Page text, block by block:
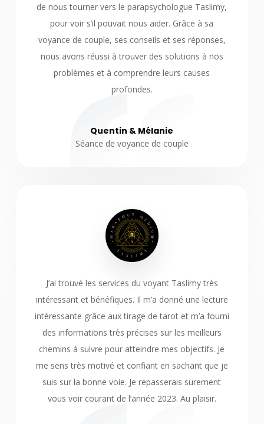
de nous tourner vers le parapsychologue Taslimy,
pour voir s’il pouvait nous aider. Grâce à sa
voyance de couple, ses conseils et ses réponses,
nous avons réussi à trouver des solutions à nos
problèmes et à comprendre leurs causes
profondes.
Quentin & Mélanie
Séance de voyance de couple
J’ai trouvé les services du voyant Taslimy très
intéressant et bénéfiques. Il m’a donné une lecture
intéressante grâce aux tirage de tarot et m’a fourni
des informations très précises sur les meilleurs
chemins à suivre pour atteindre mes objectifs. Je
me sens très motivé et confiant en sachant que je
suis sur la bonne voie. Je repasserais surement
vous voir courant de l’année 2023. Au plaisir.